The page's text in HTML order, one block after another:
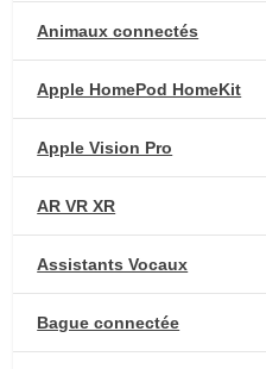
Animaux connectés
Apple HomePod HomeKit
Apple Vision Pro
AR VR XR
Assistants Vocaux
Bague connectée